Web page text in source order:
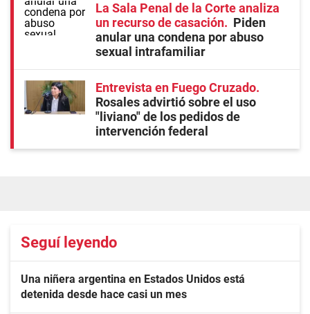
La Sala Penal de la Corte analiza
un recurso de casación
Piden
anular una condena por abuso
sexual intrafamiliar
Entrevista en Fuego Cruzado
Rosales advirtió sobre el uso
"liviano" de los pedidos de
intervención federal
Seguí leyendo
Una niñera argentina en Estados Unidos está
detenida desde hace casi un mes